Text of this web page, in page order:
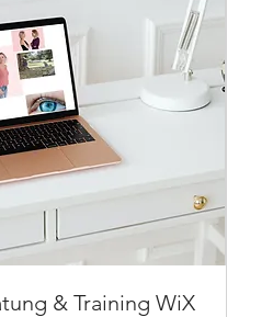
& Training WiX